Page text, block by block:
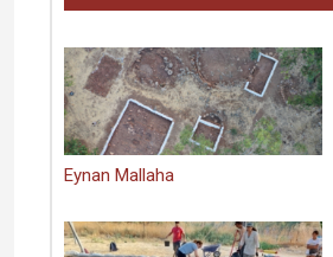
Eynan Mallaha